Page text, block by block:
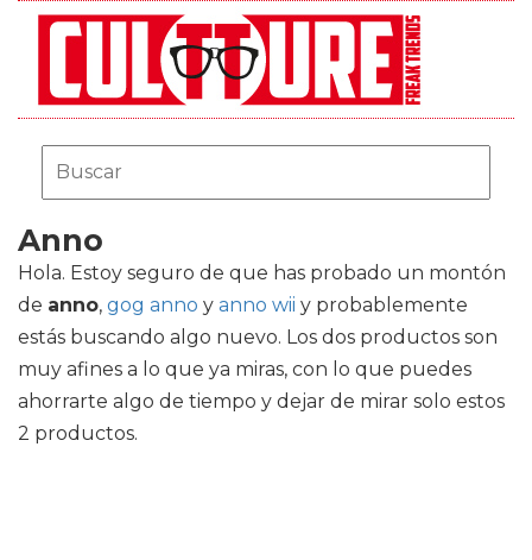
Anno
Hola. Estoy seguro de que has probado un montón
de anno, gog anno y anno wii y probablemente
estás buscando algo nuevo. Los dos productos son
muy afines a lo que ya miras, con lo que puedes
ahorrarte algo de tiempo y dejar de mirar solo estos
2 productos.